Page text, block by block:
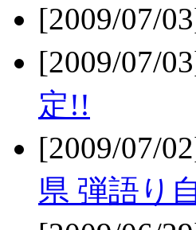
[2009/07/
[2009/07/
定!!
[2009/07/
県 弾語り